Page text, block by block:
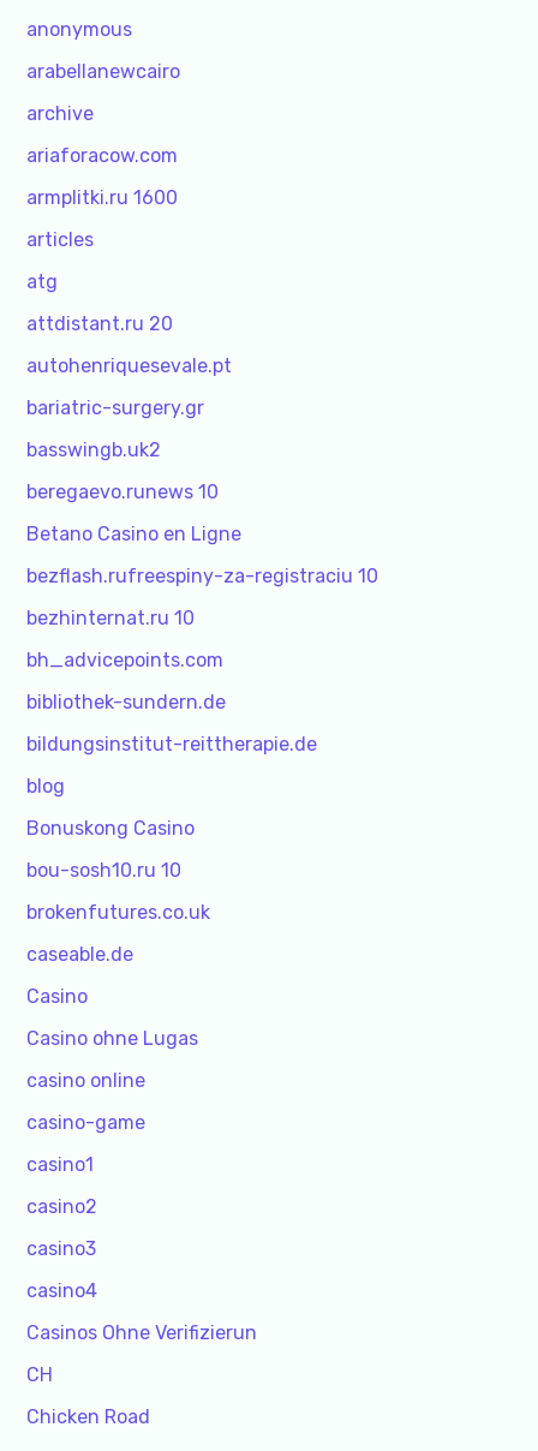
anonymous
arabellanewcairo
archive
ariaforacow.com
armplitki.ru 1600
articles
atg
attdistant.ru 20
autohenriquesevale.pt
bariatric-surgery.gr
basswingb.uk2
beregaevo.runews 10
Betano Casino en Ligne
bezflash.rufreespiny-za-registraciu 10
bezhinternat.ru 10
bh_advicepoints.com
bibliothek-sundern.de
bildungsinstitut-reittherapie.de
blog
Bonuskong Casino
bou-sosh10.ru 10
brokenfutures.co.uk
caseable.de
Casino
Casino ohne Lugas
casino online
casino-game
casino1
casino2
casino3
casino4
Casinos Ohne Verifizierun
CH
Chicken Road